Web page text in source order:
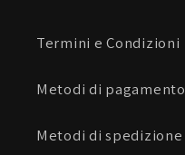
Termini e Condizioni
Metodi di pagamento
Metodi di spedizione